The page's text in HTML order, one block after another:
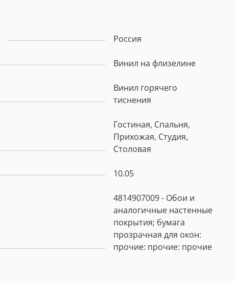
Россия
Винил на флизелине
Винил горячего
тиснения
Гостиная, Спальня,
Прихожая, Студия,
Столовая
10.05
4814907009 - Обои и
аналогичные настенные
покрытия; бумага
прозрачная для окон:
прочие: прочие: прочие